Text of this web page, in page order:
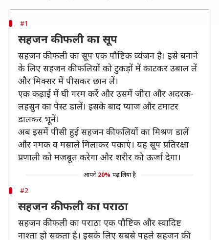
#1
सहजन की फली का सूप
सहजन की फली का सूप एक पौष्टिक व्यंजन है। इसे बनाने
के लिए सहजन की फलियों को टुकड़ों में काटकर उबाल लें
और मिक्सर में पीसकर छान लें।
एक कढ़ाई में घी गरम करें और उसमें जीरा और अदरक-
लहसुन का पेस्ट डालें। इसके बाद प्याज और टमाटर
डालकर भूनें।
अब इसमें पीसी हुई सहजन की फलियों का मिश्रण डालें
और नमक व मसाले मिलाकर पकाएं। यह सूप प्रतिरक्षा
प्रणाली को मजबूत करेगा और शरीर को ऊर्जा देगा।
आपने 20% पढ़ लिया है
#2
सहजन की फली का पराठा
सहजन की फली का पराठा एक पौष्टिक और स्वादिष्ट
नाश्ता हो सकता है। इसके लिए सबसे पहले सहजन की